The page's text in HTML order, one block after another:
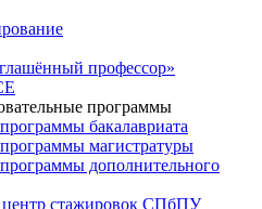
профессор»
программы
бакалавриата
магистратуры
дополнительного
стажировок СПбПУ